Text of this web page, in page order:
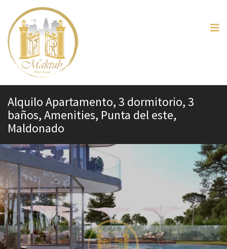
Alquilo Apartamento, 3 dormitorio, 3
baños, Amenities, Punta del este,
Maldonado